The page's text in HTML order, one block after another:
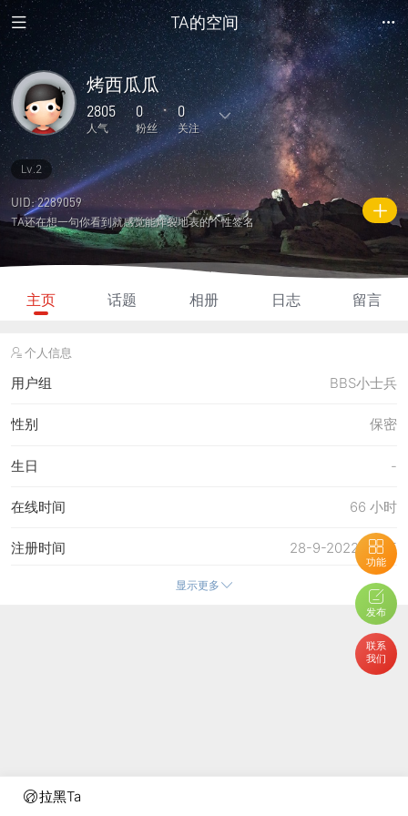
拉黑Ta
TA的空间
功能
发布
联系
我们
烤西瓜瓜
2805
人气
0
粉丝
0
关注
5
主题
173
回复
0
日志
0
相册
0
好友
0 0
关注
0
说说
2805
人气
100
积分
Lv.2
UID: 2289059
TA还在想一句你看到就感觉能炸裂地表的个性签名
主页 话题 相册 日志 留言
个人信息
用户组 BBS小士兵
保密
性别
-
生日
66 小时
在线时间
28-9-2022 13:55
注册时间
30-6-2026 21:44
30-6-2026 21:44
30-6-2026 21:45
显示更多